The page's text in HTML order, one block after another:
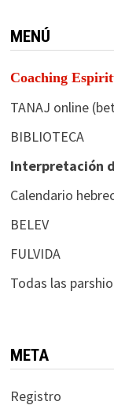
MENÚ
Coaching
TANAJ online
BIBLIOTECA
Interpretación
Calendario
BELEV
FULVIDA
Todas las
META
Registro